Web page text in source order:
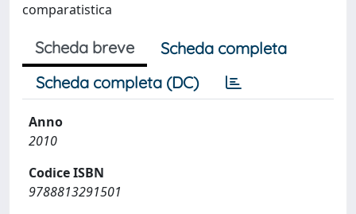
comparatistica
Scheda breve
Scheda completa
Scheda completa (DC)
Anno
2010
Codice ISBN
9788813291501